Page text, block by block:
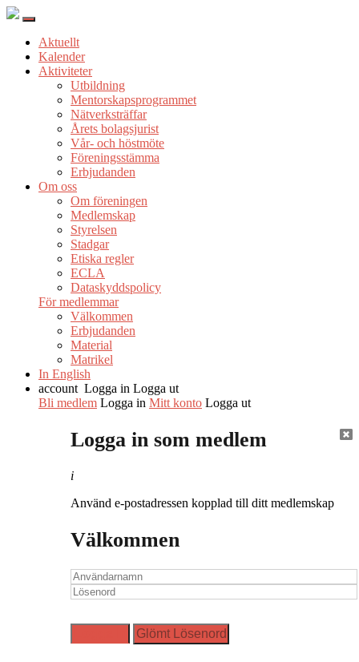
Aktuellt
Kalender
Aktiviteter
Utbildning
Mentorskapsprogrammet
Nätverksträffar
Årets bolagsjurist
Vår- och höstmöte
Föreningsstämma
Erbjudanden
Om oss
Om föreningen
Medlemskap
Styrelsen
Stadgar
Etiska regler
ECLA
Dataskyddspolicy
För medlemmar
Välkommen
Erbjudanden
Material
Matrikel
In English
account Logga in Logga ut
Bli medlem Logga in Mitt konto Logga ut
Logga in som medlem
i
Använd e-postadressen kopplad till ditt medlemskap
Välkommen